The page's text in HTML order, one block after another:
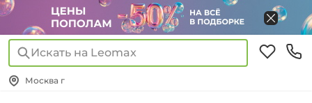
Искать на Leomax
Москва г